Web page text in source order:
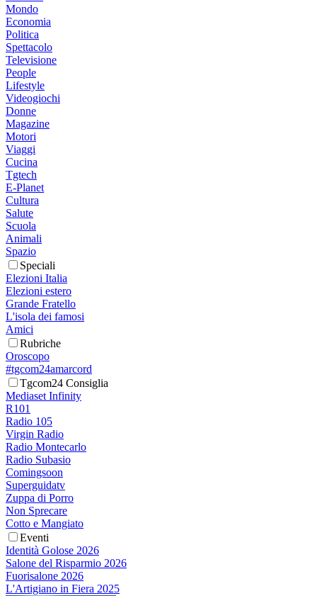
Mondo
Economia
Politica
Spettacolo
Televisione
People
Lifestyle
Videogiochi
Donne
Magazine
Motori
Viaggi
Cucina
Tgtech
E-Planet
Cultura
Salute
Scuola
Animali
Spazio
Speciali
Elezioni Italia
Elezioni estero
Grande Fratello
L'isola dei famosi
Amici
Rubriche
Oroscopo
#tgcom24amarcord
Tgcom24 Consiglia
Mediaset Infinity
R101
Radio 105
Virgin Radio
Radio Montecarlo
Radio Subasio
Comingsoon
Superguidatv
Zuppa di Porro
Non Sprecare
Cotto e Mangiato
Eventi
Identità Golose 2026
Salone del Risparmio 2026
Fuorisalone 2026
L'Artigiano in Fiera 2025